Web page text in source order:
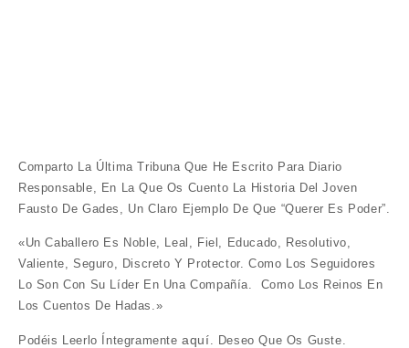
Comparto La Última Tribuna Que He Escrito Para Diario
Responsable, En La Que Os Cuento La Historia Del Joven
Fausto De Gades, Un Claro Ejemplo De Que “querer Es Poder”.
«Un Caballero Es Noble, Leal, Fiel, Educado, Resolutivo,
Valiente, Seguro, Discreto Y Protector. Como Los Seguidores
Lo Son Con Su Líder En Una Compañía. Como Los Reinos En
Los Cuentos De Hadas.»
Podéis Leerlo Íntegramenteaquí . Deseo Que Os Guste.